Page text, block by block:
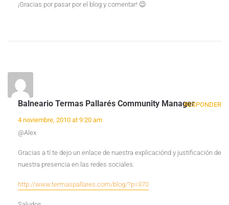
¡Gracias por pasar por el blog y comentar! 😉
Balneario Termas Pallarés Community Manager
4 noviembre, 2010 at 9:20 am
RESPONDER
@Alex
Gracias a tí te dejo un enlace de nuestra explicaciónd y justificación de
nuestra presencia en las redes sociales.
http://www.termaspallares.com/blog/?p=370